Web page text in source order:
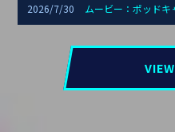
2026/7/30 ムービー：ポッドキ